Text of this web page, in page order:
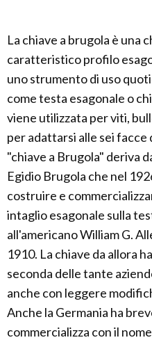
La chiave a brugola è una
caratteristico profilo
uno strumento di uso
come testa esagonale o
viene utilizzata per viti,
per adattarsi alle sei
"chiave a Brugola" deriva
Egidio Brugola che nel
costruire e
intaglio esagonale sulla
all'americano William G.
1910. La chiave da allora
seconda delle tante
anche con leggere
Anche la Germania ha
commercializza con il